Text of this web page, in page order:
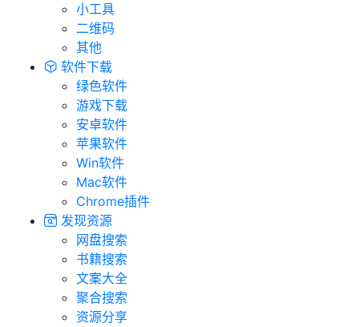
小工具
二维码
其他
软件下载
绿色软件
游戏下载
安卓软件
苹果软件
Win软件
Mac软件
Chrome插件
发现资源
网盘搜索
书籍搜索
文案大全
聚合搜索
资源分享